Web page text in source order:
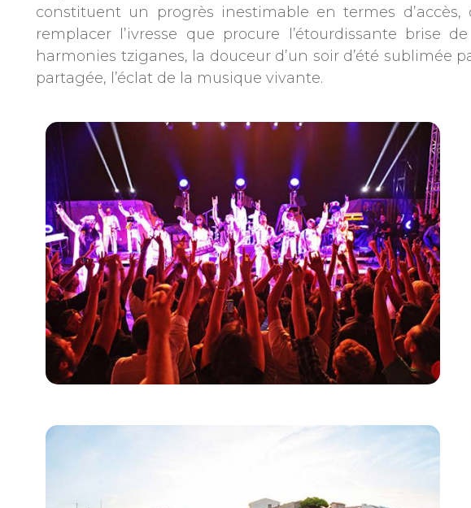
constituent un progrès inestimable en termes
remplacer l’ivresse que procure l’étourdissante
harmonies tziganes, la douceur d’un soir d’été
partagée, l’éclat de la musique vivante.